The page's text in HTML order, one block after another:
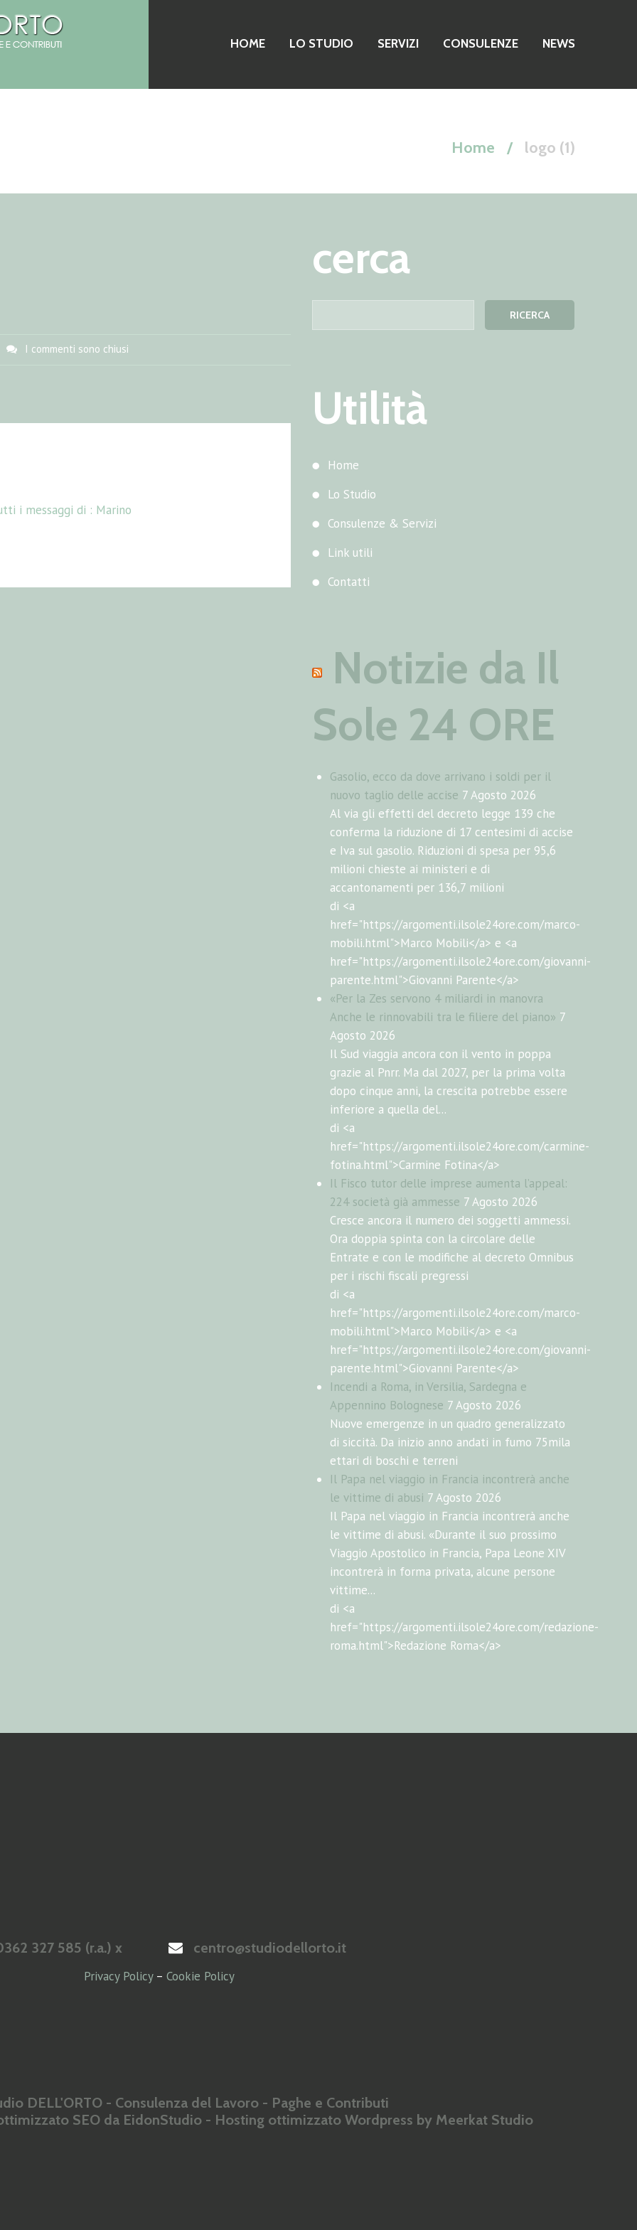
HOME LO STUDIO SERVIZI CONSULENZE NEWS
Home logo (1)
I commenti sono chiusi
i messaggi di : Marino
cerca
Utilità
Home
Lo Studio
Consulenze & Servizi
Link utili
Contatti
Notizie da Il
Sole 24 ORE
Gasolio, ecco da dove arrivano i soldi per il
nuovo taglio delle accise 7 Agosto 2026
Al via gli effetti del decreto legge 139 che
conferma la riduzione di 17 centesimi di accise
e Iva sul gasolio. Riduzioni di spesa per 95,6
milioni chieste ai ministeri e di
accantonamenti per 136,7 milioni
di <a
href="https://argomenti.ilsole24ore.com/marco-
mobili.html">Marco Mobili</a> e <a
href="https://argomenti.ilsole24ore.com/giovanni-
parente.html">Giovanni Parente</a>
«Per la Zes servono 4 miliardi in manovra
Anche le rinnovabili tra le filiere del piano» 7
Agosto 2026
Il Sud viaggia ancora con il vento in poppa
grazie al Pnrr. Ma dal 2027, per la prima volta
dopo cinque anni, la crescita potrebbe essere
inferiore a quella del...
di <a
href="https://argomenti.ilsole24ore.com/carmine-
fotina.html">Carmine Fotina</a>
Il Fisco tutor delle imprese aumenta l’appeal:
224 società già ammesse 7 Agosto 2026
Cresce ancora il numero dei soggetti ammessi.
Ora doppia spinta con la circolare delle
Entrate e con le modifiche al decreto Omnibus
per i rischi fiscali pregressi
di <a
href="https://argomenti.ilsole24ore.com/marco-
mobili.html">Marco Mobili</a> e <a
href="https://argomenti.ilsole24ore.com/giovanni-
parente.html">Giovanni Parente</a>
Incendi a Roma, in Versilia, Sardegna e
Appennino Bolognese 7 Agosto 2026
Nuove emergenze in un quadro generalizzato
di siccità. Da inizio anno andati in fumo 75mila
ettari di boschi e terreni
Il Papa nel viaggio in Francia incontrerà anche
le vittime di abusi 7 Agosto 2026
Il Papa nel viaggio in Francia incontrerà anche
le vittime di abusi. «Durante il suo prossimo
Viaggio Apostolico in Francia, Papa Leone XIV
incontrerà in forma privata, alcune persone
vittime...
di <a
href="https://argomenti.ilsole24ore.com/redazione-
roma.html">Redazione Roma</a>
327 585 (r.a.) x centro@studiodellorto.it
Privacy Policy– Cookie Policy
DELL'ORTO - Consulenza del Lavoro - Paghe e Contributi
SEO da EidonStudio - Hosting ottimizzato Wordpress by Meerkat Studio